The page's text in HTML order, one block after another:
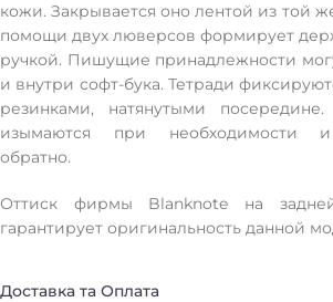
кожи. Закрывается оно лентой из той
помощи двух люверсов формирует
ручкой. Пишущие принадлежности
и внутри софт-бука. Тетради
резинками, натянутыми
изымаются при необходимости и
обратно.
Оттиск фирмы Blanknote на
гарантирует оригинальность данной
Доставка та Оплата